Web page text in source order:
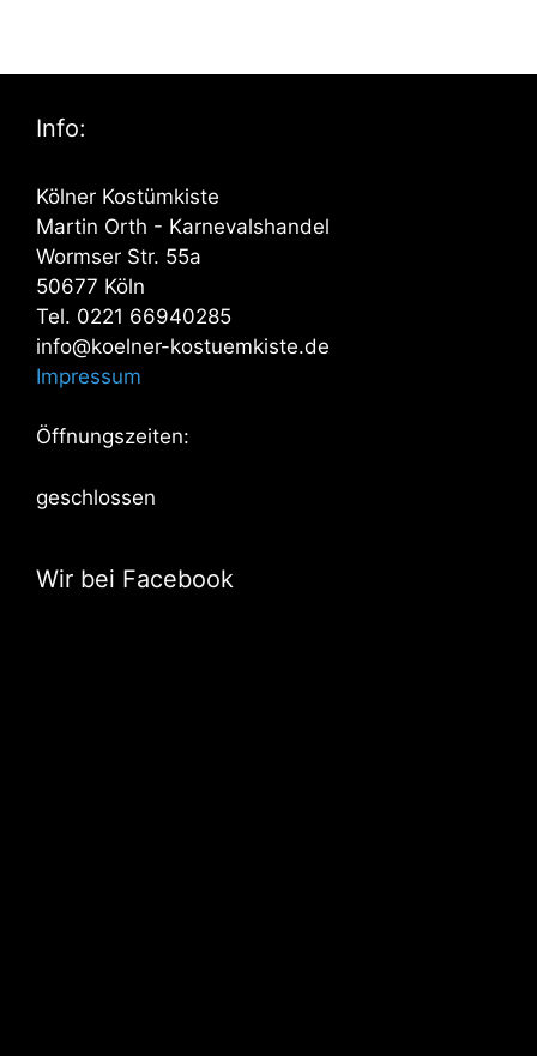
Info:
Kölner Kostümkiste
Martin Orth - Karnevalshandel
Wormser Str. 55a
50677 Köln
Tel. 0221 66940285
info@koelner-kostuemkiste.de
Impressum
Öffnungszeiten:
geschlossen
Wir bei Facebook